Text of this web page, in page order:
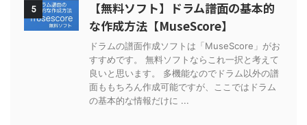
5
【無料ソフト】ドラム譜面の基本的
な作成方法【MuseScore】
ドラムの譜面作成ソフトは「MuseScore」がお
すすめです。 無料ソフトならこれ一択と考えて
良いと思います。 多機能なのでドラム以外の譜
面ももちろん作成可能ですが、ここではドラム
の基本的な情報だけに ...